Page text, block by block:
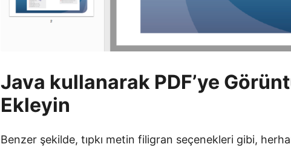
Java kullanarak PDF’ye
Ekleyin
Benzer şekilde, tıpkı metin filigran seçenekleri gibi,